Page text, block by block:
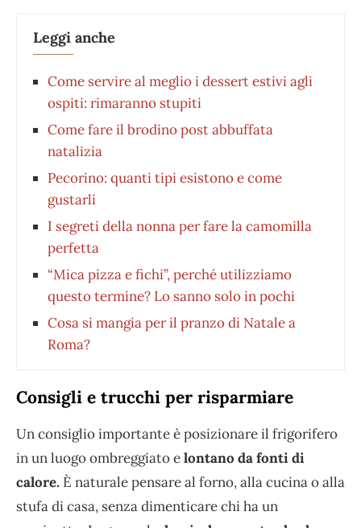
Leggi anche
Come servire al meglio i dessert estivi agli
ospiti: rimaranno stupiti
⁠Come fare il brodino post abbuffata
natalizia
Pecorino: quanti tipi esistono e come
gustarli
I segreti della nonna per fare la camomilla
perfetta
“Mica pizza e fichi”, perché utilizziamo
questo termine? Lo sanno solo in pochi
Cosa si mangia per il pranzo di Natale a
Roma?
Consigli e trucchi per risparmiare
Un consiglio importante è posizionare il frigorifero
in un luogo ombreggiato elontano da fonti di
calore. È naturale pensare al forno, alla cucina o alla
stufa di casa, senza dimenticare chi ha un